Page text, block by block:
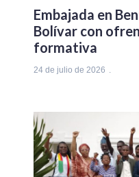
Embajada en
Bolívar con
formativa
24 de julio de 2026